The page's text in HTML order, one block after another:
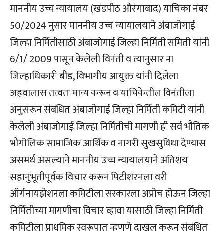
माननीय उच्च न्यायालय (खंडपीठ औरंगाबाद) याचिका नंबर
50/2024 नुसार माननीय उच्च न्यायालयाने अंबाजोगाई
जिल्हा निर्मितीसाठी अंबाजोगाई जिल्हा निर्मिती समिती यांनी
6/1/ 2009 पासून केलेली विनंती व त्यानुसार मा
जिल्हाधिकारी बीड, विभागीय आयुक्त यांनी दिलेला
अहवालास तत्वतः मान्य करून व याचिकेतील विनंतीला
अनुसरून संबंधित अंबाजोगाई जिल्हा निर्मिती कमिटी यांनी
केलेली अंबाजोगाई जिल्हा निर्मितीची मागणी ही सर्व भौतिक
भौगोलिक सामाजिक आर्थिक व नागरी सुखसुविधा देण्यास
असमर्थ असल्याने माननीय उच्च न्यायालयाने अतिशय
सहानुभूतीपूर्वक विचार करून पिटीशरनला वरी
ऑर्गनायझेशनला कमिटीला सरकारला अप्रोच होऊन जिल्हा
निर्मितीच्या मागणीचा विचार व्हावा यासाठी जिल्हा निर्मिती
कमिटीला प्राथमिक स्वरूपात म्हणणे दाखल करून संबंधित